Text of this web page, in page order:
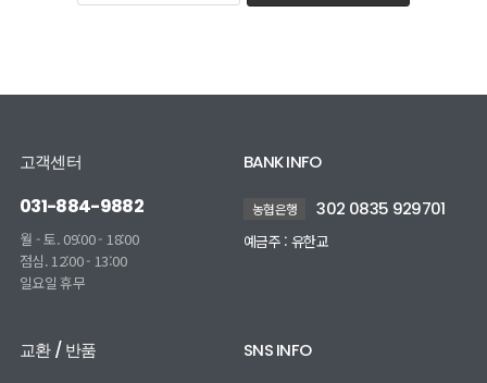
고객센터
031-884-9882
월 - 토. 09:00 - 18:00
점심. 12:00 - 13:00
일요일 휴무
BANK INFO
농협은행 302 0835 929701
예금주 : 유한교
교환 / 반품 SNS INFO